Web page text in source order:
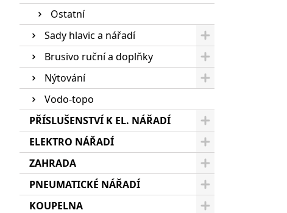
Ostatní
Sady hlavic a nářadí
Brusivo ruční a doplňky
Nýtování
Vodo-topo
PŘÍSLUŠENSTVÍ K EL. NÁŘADÍ
ELEKTRO NÁŘADÍ
ZAHRADA
PNEUMATICKÉ NÁŘADÍ
KOUPELNA